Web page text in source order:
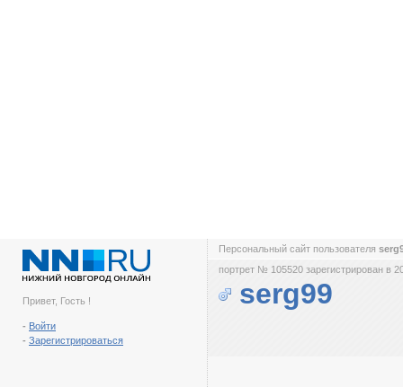
Привет, Гость !
- Войти
- Зарегистрироваться
Персональный сайт пользователя
портрет № 105520 зарегистрирован в
serg99